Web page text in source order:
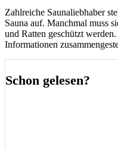
Zahlreiche Saunaliebhaber
Sauna auf. Manchmal muss
und Ratten geschützt
Informationen
Schon gelesen?